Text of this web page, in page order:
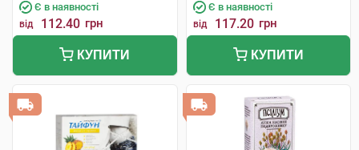
Є в наявності
від 112.40 грн
КУПИТИ
Є в наявності
від 117.20 грн
КУПИТИ